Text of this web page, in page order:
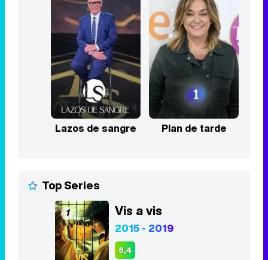
Lazos de sangre Plan de tarde
Top Series
1 Vis a vis
2015 - 2019
8,4